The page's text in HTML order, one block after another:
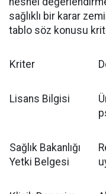
sağlıklı bir karar
tablo söz konusu
Kriter
Lisans Bilgisi
Sağlık Bakanlığı
Yetki Belgesi